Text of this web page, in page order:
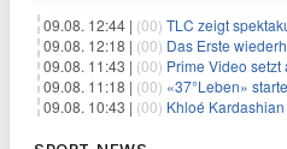
09.08. 12:44 | (00) TLC zeigt spektakuläre
09.08. 12:18 | (00) Das Erste
09.08. 11:43 | (00) Prime Video setzt
09.08. 11:18 | (00) «37°Leben» startet
09.08. 10:43 | (00) Khloé Kardashian lädt